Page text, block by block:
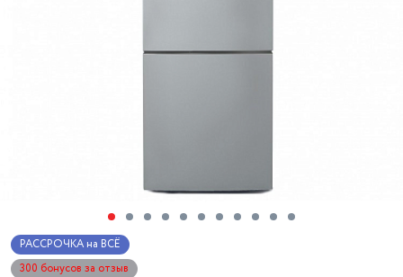
РАССРОЧКА на ВСЁ
300 бонусов за отзыв